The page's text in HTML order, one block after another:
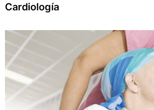
Cardiología